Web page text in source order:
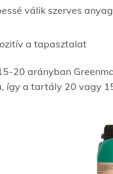
válik szerves
a tapasztalat
20 arányban
így a tartály 20 vagy